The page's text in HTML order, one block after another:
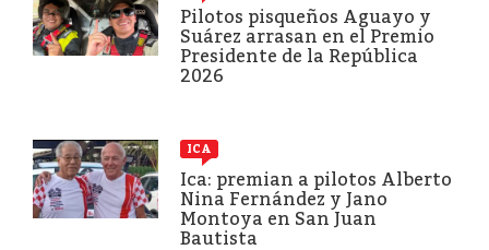
Pilotos pisqueños Aguayo y
Suárez arrasan en el Premio
Presidente de la República
2026
ICA
Ica: premian a pilotos Alberto
Nina Fernández y Jano
Montoya en San Juan
Bautista